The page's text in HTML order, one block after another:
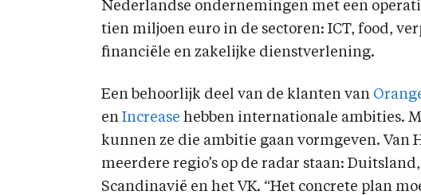
Nederlandse ondernemingen met een
tien miljoen euro in de sectoren: ICT, food,
financiële en zakelijke dienstverlening.
Een behoorlijk deel van de klanten van
en Increase hebben internationale ambities.
kunnen ze die ambitie gaan vormgeven. Van
meerdere regio’s op de radar staan:
Scandinavië en het VK. “Het concrete plan